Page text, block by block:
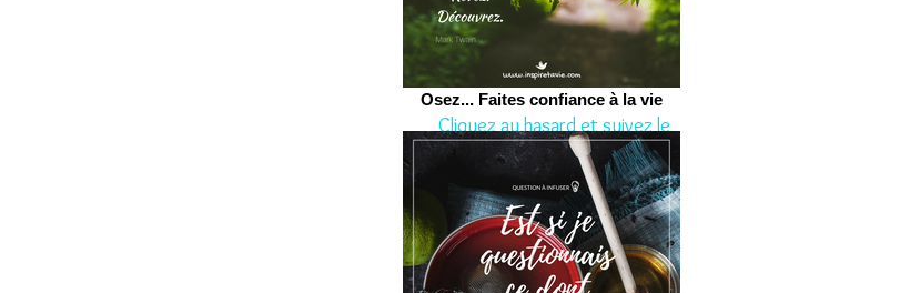
Cliquez au hasard et suivez le
conseil aujourd'hui.
Osez... Faites confiance à la vie